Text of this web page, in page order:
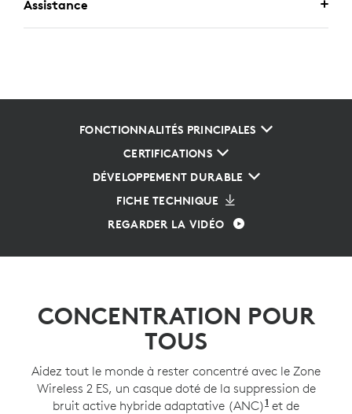
Assistance
FONCTIONNALITÉS PRINCIPALES
CERTIFICATIONS
DÉVELOPPEMENT DURABLE
FICHE TECHNIQUE
REGARDER LA VIDÉO
CONCENTRATION POUR
TOUS
Aidez tout le monde à rester concentré avec le Zone
Wireless 2 ES, un casque doté de la suppression de
bruit active hybride adaptative (ANC)1 Mode ANC
et de